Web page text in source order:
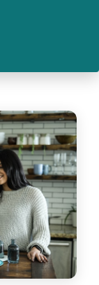
Airyclub.